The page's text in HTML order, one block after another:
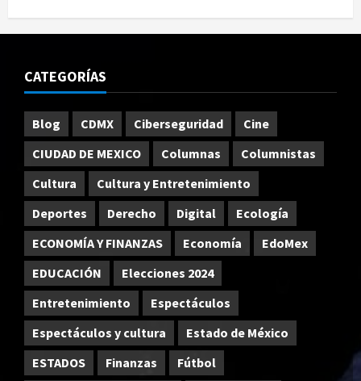
CATEGORÍAS
Blog CDMX Ciberseguridad
Cine
CIUDAD DE MEXICO
Columnas
Columnistas
Cultura
Cultura y Entretenimiento
Deportes
Derecho Digital
Ecología
ECONOMÍA Y FINANZAS
Economía
EdoMex
EDUCACIÓN
Elecciones 2024
Entretenimiento
Espectáculos
Espectáculos y cultura
Estado de México
ESTADOS
Finanzas
Fútbol